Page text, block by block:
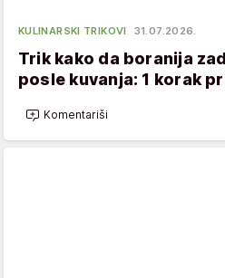
KULINARSKI TRIKOVI 31.07.2026.
Trik kako da boranija
posle kuvanja: 1 korak
Komentariši